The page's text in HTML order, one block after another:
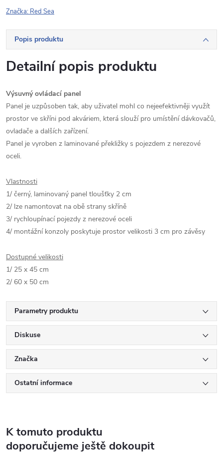
Značka: Red Sea
Popis produktu
Detailní popis produktu
Výsuvný ovládací panel
Panel je uzpůsoben tak, aby uživatel mohl co nejeefektivněji využít
prostor ve skříni pod akváriem, která slouží pro umístění dávkovačů,
ovladače a dalších zařízení.
Panel je vyroben z laminované překližky s pojezdem z nerezové
oceli.
Vlastnosti
1/ černý, laminovaný panel tloušťky 2 cm
2/ lze namontovat na obě strany skříně
3/ rychloupínací pojezdy z nerezové oceli
4/ montážní konzoly poskytuje prostor velikosti 3 cm pro závěsy
Dostupné velikosti
1/ 25 x 45 cm
2/ 60 x 50 cm
Parametry produktu
Diskuse
Značka
Ostatní informace
K tomuto produktu
doporučujeme ještě dokoupit